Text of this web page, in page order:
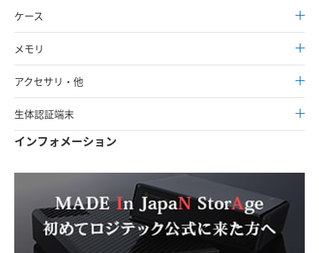
ケース
メモリ
アクセサリ・他
生体認証端末
インフォメーション